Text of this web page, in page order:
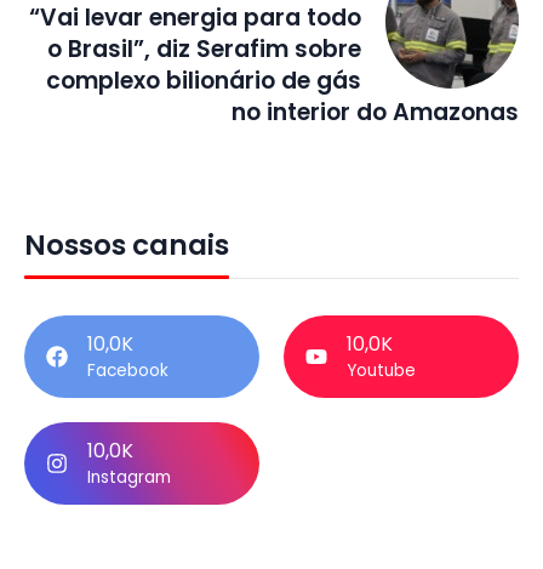
“Vai levar energia para todo
o Brasil”, diz Serafim sobre
complexo bilionário de gás
no interior do Amazonas
Nossos canais
10,0K
Facebook
10,0K
Youtube
10,0K
Instagram